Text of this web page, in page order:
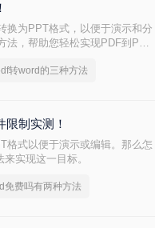
换为PPT格式，以便于演示和分
，帮助您轻松实现PDF到PPT
转word的三种方法
制实测！
格式以便于演示或编辑。那么怎
实现这一目标。
免费吗有两种方法